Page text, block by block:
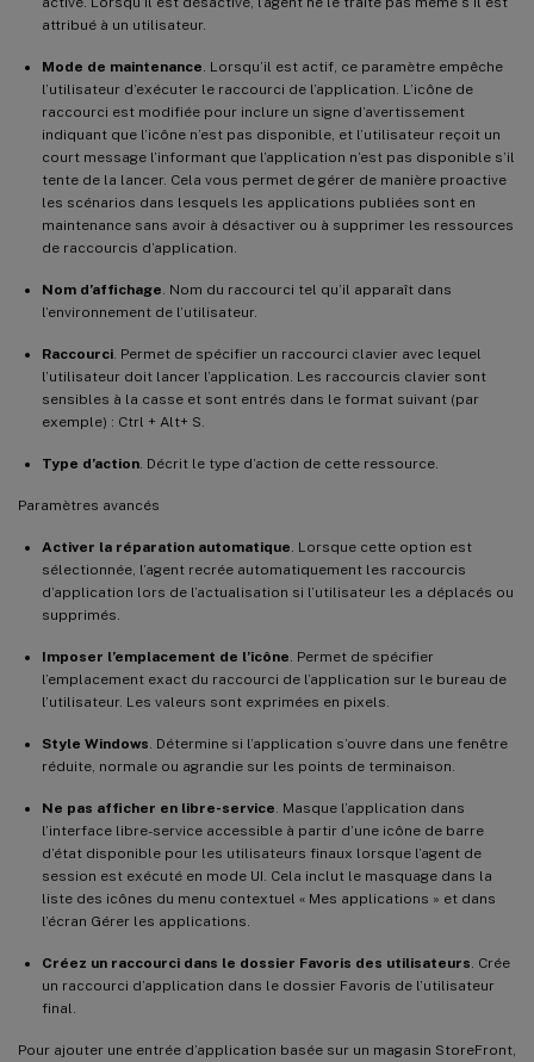
attribué à un utilisateur.
Mode de maintenance . Lorsqu’il est actif, ce paramètre empêche
l’utilisateur d’exécuter le raccourci de l’application. L’icône de
raccourci est modifiée pour inclure un signe d’avertissement
indiquant que l’icône n’est pas disponible, et l’utilisateur reçoit un
court message l’informant que l’application n’est pas disponible s’il
tente de la lancer. Cela vous permet de gérer de manière proactive
les scénarios dans lesquels les applications publiées sont en
maintenance sans avoir à désactiver ou à supprimer les ressources
de raccourcis d’application.
Nom d’affichage . Nom du raccourci tel qu’il apparaît dans
l’environnement de l’utilisateur.
Raccourci . Permet de spécifier un raccourci clavier avec lequel
l’utilisateur doit lancer l’application. Les raccourcis clavier sont
sensibles à la casse et sont entrés dans le format suivant (par
exemple) : Ctrl + Alt+ S.
Type d’action . Décrit le type d’action de cette ressource.
Paramètres avancés
Activer la réparation automatique . Lorsque cette option est
sélectionnée, l’agent recrée automatiquement les raccourcis
d’application lors de l’actualisation si l’utilisateur les a déplacés ou
supprimés.
Imposer l’emplacement de l’icône . Permet de spécifier
l’emplacement exact du raccourci de l’application sur le bureau de
l’utilisateur. Les valeurs sont exprimées en pixels.
Style Windows . Détermine si l’application s’ouvre dans une fenêtre
réduite, normale ou agrandie sur les points de terminaison.
Ne pas afficher en libre-service . Masque l’application dans
l’interface libre-service accessible à partir d’une icône de barre
d’état disponible pour les utilisateurs finaux lorsque l’agent de
session est exécuté en mode UI. Cela inclut le masquage dans la
liste des icônes du menu contextuel « Mes applications » et dans
l’écran Gérer les applications.
Créez un raccourci dans le dossier Favoris des utilisateurs . Crée
un raccourci d’application dans le dossier Favoris de l’utilisateur
final.
Pour ajouter une entrée d’application basée sur un magasin StoreFront,